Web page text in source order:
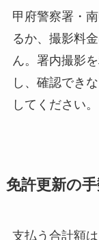
甲府警察署・
るか、撮影料
ん。署内撮影
し、確認でき
してください。
免許更新の
支払う合計額